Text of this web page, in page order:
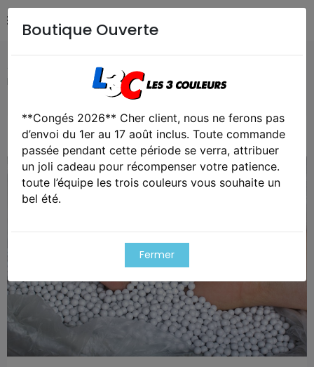
Airsoft / Paintball
Billes airsoft 6mm 0.20 rain - carton de 20kg / 0. 20g
Exclusivité web !
Boutique Ouverte
**Congés 2026** Cher client, nous ne ferons pas
d’envoi du 1er au 17 août inclus. Toute commande
passée pendant cette période se verra, attribuer
un joli cadeau pour récompenser votre patience.
toute l’équipe les trois couleurs vous souhaite un
bel été.
Fermer